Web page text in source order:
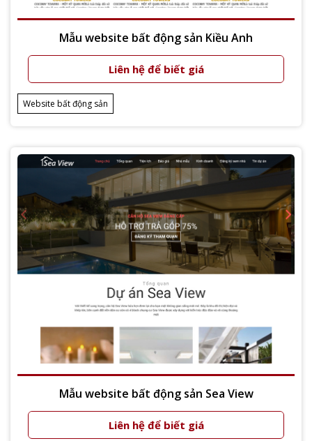
Mẫu website bất động sản Kiều Anh
Liên hệ để biết giá
Xem thêm
Website bất động sản
Mẫu website bất động sản Sea View
Liên hệ để biết giá
Xem thêm